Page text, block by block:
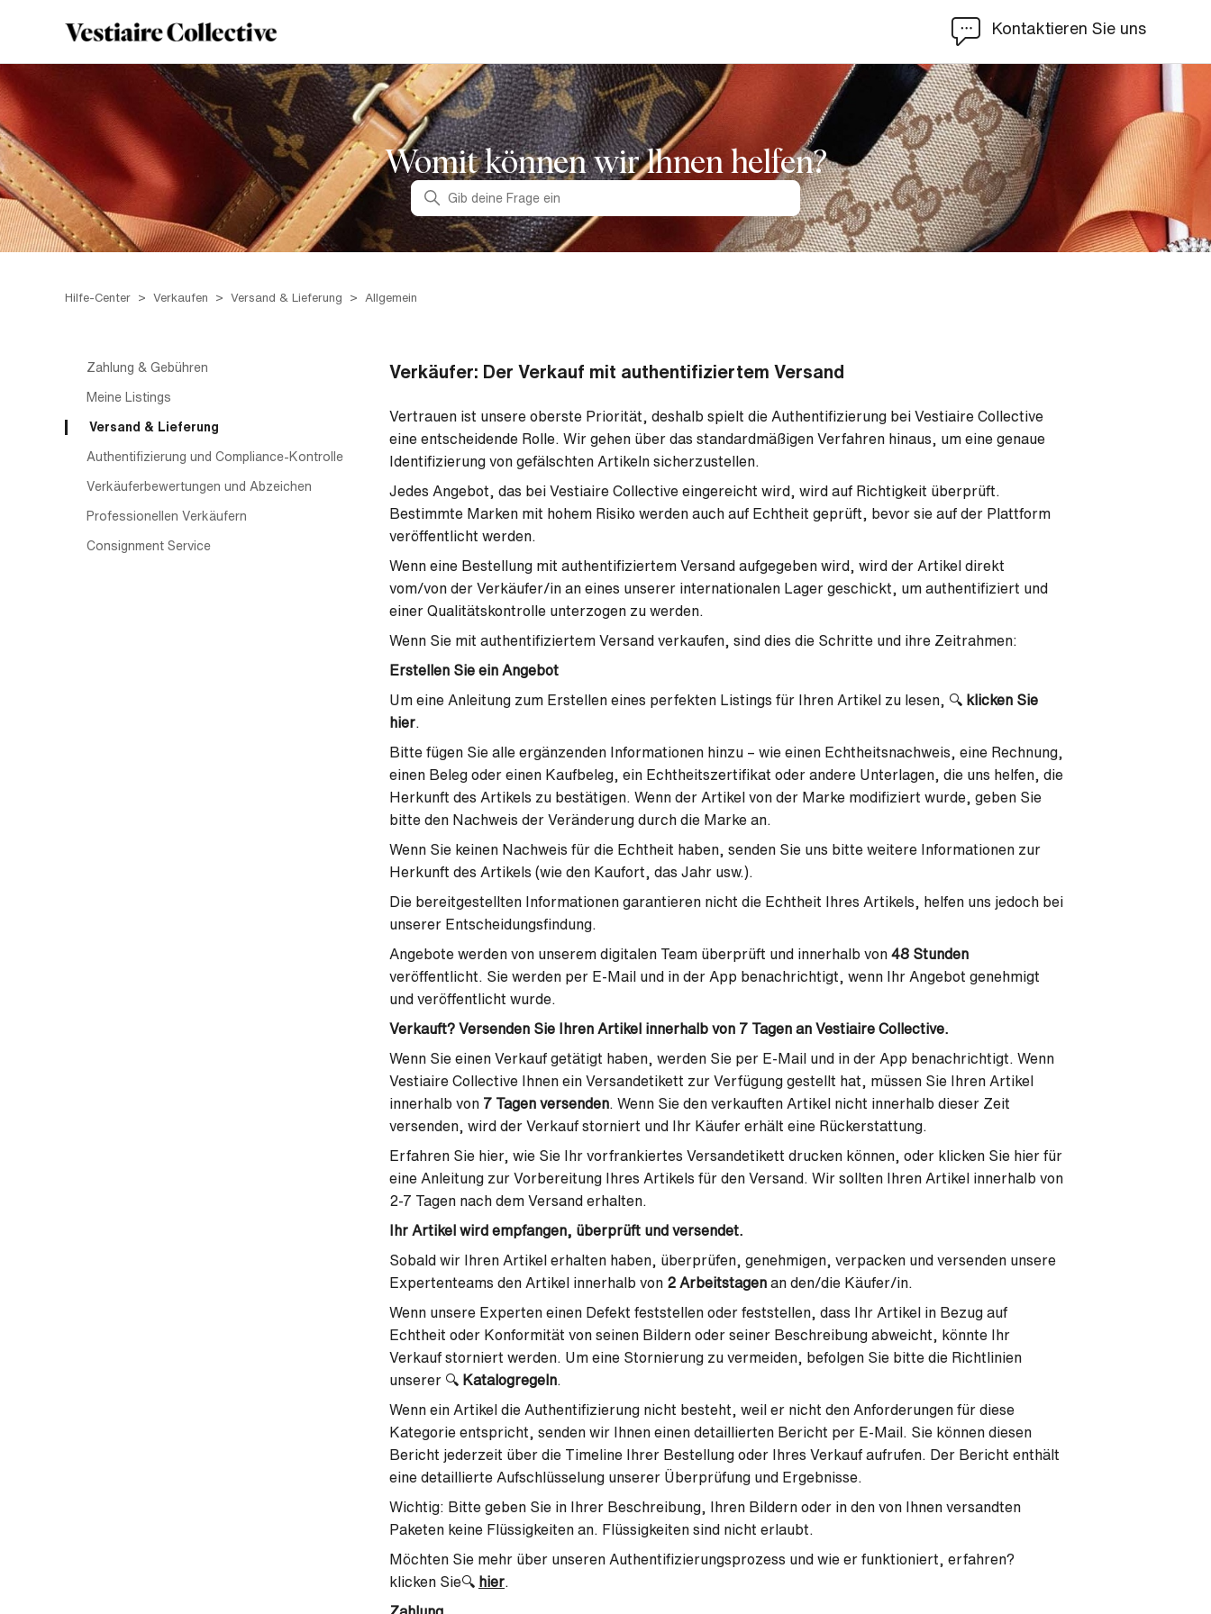
Kontaktieren Sie uns
Womit können wir lhnen helfen?
Suche
Hilfe-Center Verkaufen Versand & Lieferung Allgemein
Zahlung & Gebühren
Meine Listings
Versand & Lieferung
Authentifizierung und Compliance-Kontrolle
Verkäuferbewertungen und Abzeichen
Professionellen Verkäufern
Consignment Service
Verkäufer: Der Verkauf mit authentifiziertem Versand
Vertrauen ist unsere oberste Priorität, deshalb spielt die Authentifizierung bei Vestiaire Collective
eine entscheidende Rolle. Wir gehen über das standardmäßigen Verfahren hinaus, um eine genaue
Identifizierung von gefälschten Artikeln sicherzustellen.
Jedes Angebot, das bei Vestiaire Collective eingereicht wird, wird auf Richtigkeit überprüft.
Bestimmte Marken mit hohem Risiko werden auch auf Echtheit geprüft, bevor sie auf der Plattform
veröffentlicht werden.
Wenn eine Bestellung mit authentifiziertem Versand aufgegeben wird, wird der Artikel direkt
vom/von der Verkäufer/in an eines unserer internationalen Lager geschickt, um authentifiziert und
einer Qualitätskontrolle unterzogen zu werden.
Wenn Sie mit authentifiziertem Versand verkaufen, sind dies die Schritte und ihre Zeitrahmen:
Erstellen Sie ein Angebot
Um eine Anleitung zum Erstellen eines perfekten Listings für Ihren Artikel zu lesen, 🔍 klicken Sie
hier
Bitte fügen Sie alle ergänzenden Informationen hinzu – wie einen Echtheitsnachweis, eine Rechnung,
einen Beleg oder einen Kaufbeleg, ein Echtheitszertifikat oder andere Unterlagen, die uns helfen, die
Herkunft des Artikels zu bestätigen. Wenn der Artikel von der Marke modifiziert wurde, geben Sie
bitte den Nachweis der Veränderung durch die Marke an.
Wenn Sie keinen Nachweis für die Echtheit haben, senden Sie uns bitte weitere Informationen zur
Herkunft des Artikels (wie den Kaufort, das Jahr usw.).
Die bereitgestellten Informationen garantieren nicht die Echtheit Ihres Artikels, helfen uns jedoch bei
unserer Entscheidungsfindung.
Angebote werden von unserem digitalen Team überprüft und innerhalb von 48 Stunden
veröffentlicht. Sie werden per E-Mail und in der App benachrichtigt, wenn Ihr Angebot genehmigt
und veröffentlicht wurde.
Verkauft? Versenden Sie Ihren Artikel innerhalb von 7 Tagen an Vestiaire Collective.
Wenn Sie einen Verkauf getätigt haben, werden Sie per E-Mail und in der App benachrichtigt. Wenn
Vestiaire Collective Ihnen ein Versandetikett zur Verfügung gestellt hat, müssen Sie Ihren Artikel
innerhalb von 7 Tagen versenden . Wenn Sie den verkauften Artikel nicht innerhalb dieser Zeit
versenden, wird der Verkauf storniert und Ihr Käufer erhält eine Rückerstattung.
Erfahren Sie hier, wie Sie Ihr vorfrankiertes Versandetikett drucken können, oder klicken Sie hier für
eine Anleitung zur Vorbereitung Ihres Artikels für den Versand. Wir sollten Ihren Artikel innerhalb von
2-7 Tagen nach dem Versand erhalten.
Ihr Artikel wird empfangen, überprüft und versendet.
Sobald wir Ihren Artikel erhalten haben, überprüfen, genehmigen, verpacken und versenden unsere
Expertenteams den Artikel innerhalb von 2 Arbeitstagen an den/die Käufer/in.
Wenn unsere Experten einen Defekt feststellen oder feststellen, dass Ihr Artikel in Bezug auf
Echtheit oder Konformität von seinen Bildern oder seiner Beschreibung abweicht, könnte Ihr
Verkauf storniert werden. Um eine Stornierung zu vermeiden, befolgen Sie bitte die Richtlinien
unserer 🔍 Katalogregeln
Wenn ein Artikel die Authentifizierung nicht besteht, weil er nicht den Anforderungen für diese
Kategorie entspricht, senden wir Ihnen einen detaillierten Bericht per E-Mail. Sie können diesen
Bericht jederzeit über die Timeline Ihrer Bestellung oder Ihres Verkauf aufrufen. Der Bericht enthält
eine detaillierte Aufschlüsselung unserer Überprüfung und Ergebnisse.
Wichtig: Bitte geben Sie in Ihrer Beschreibung, Ihren Bildern oder in den von Ihnen versandten
Paketen keine Flüssigkeiten an. Flüssigkeiten sind nicht erlaubt.
Möchten Sie mehr über unseren Authentifizierungsprozess und wie er funktioniert, erfahren?
klicken Sie🔍 hier